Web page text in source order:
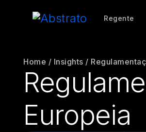
Regente
Home / Insights /
Europeia